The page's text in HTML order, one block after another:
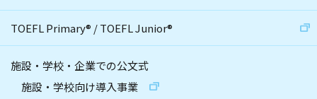
TOEFL Primary® /TOEFL Junior®
施設・学校・企業での公文式
施設・学校向け導入事業